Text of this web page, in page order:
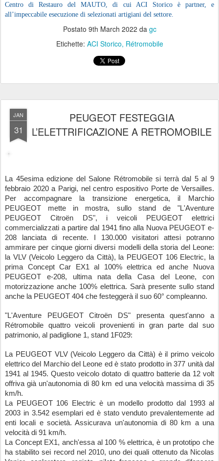
Centro di Restauro del MAUTO, di cui ACI Storico è partner, e
all’impeccabile esecuzione di selezionati artigiani del settore.
Postato 9th March 2022 da gc
Etichette: ACI Storico Rétromobile
JAN
31
PEUGEOT FESTEGGIA
L’ELETTRIFICAZIONE A RETROMOBILE
La 45esima edizione del Salone Rétromobile si terrà dal 5 al 9
febbraio 2020 a Parigi, nel centro espositivo Porte de Versailles.
Per accompagnare la transizione energetica, il Marchio
PEUGEOT mette in mostra, sullo stand de "L'Aventure
PEUGEOT Citroën DS", i veicoli PEUGEOT elettrici
commercializzati a partire dal 1941 fino alla Nuova PEUGEOT e-
208 lanciata di recente. I 130.000 visitatori attesi potranno
ammirare per cinque giorni diversi modelli della storia del Leone:
la VLV (Veicolo Leggero da Città), la PEUGEOT 106 Electric, la
prima Concept Car EX1 al 100% elettrica ed anche Nuova
PEUGEOT e-208, ultima nata della Casa del Leone, con
motorizzazione anche 100% elettrica. Sarà presente sullo stand
anche la PEUGEOT 404 che festeggerà il suo 60° compleanno.
"L'Aventure PEUGEOT Citroën DS" presenta quest'anno a
Rétromobile quattro veicoli provenienti in gran parte dal suo
patrimonio, al padiglione 1, stand 1F029:
La PEUGEOT VLV (Veicolo Leggero da Città) è il primo veicolo
elettrico del Marchio del Leone ed è stato prodotto in 377 unità dal
1941 al 1945. Questo veicolo dotato di quattro batterie da 12 volt
offriva già un'autonomia di 80 km ed una velocità massima di 35
km/h.
La PEUGEOT 106 Electric è un modello prodotto dal 1993 al
2003 in 3.542 esemplari ed è stato venduto prevalentemente ad
enti locali e società. Assicurava un'autonomia di 80 km a una
velocità di 91 km/h.
La Concept EX1, anch'essa al 100 % elettrica, è un prototipo che
ha stabilito sei record nel 2010, uno dei quali ottenuto da Nicolas